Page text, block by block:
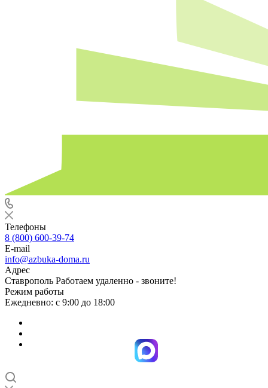
Телефоны
8 (800) 600-39-74
E-mail
info@azbuka-doma.ru
Адрес
Ставрополь Работаем удаленно - звоните!
Режим работы
Ежедневно: с 9:00 до 18:00